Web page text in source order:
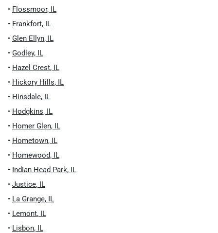
• Flossmoor, IL
• Frankfort, IL
• Glen Ellyn, IL
• Godley, IL
• Hazel Crest, IL
• Hickory Hills, IL
• Hinsdale, IL
• Hodgkins, IL
• Homer Glen, IL
• Hometown, IL
• Homewood, IL
• Indian Head Park, IL
• Justice, IL
• La Grange, IL
• Lemont, IL
• Lisbon, IL